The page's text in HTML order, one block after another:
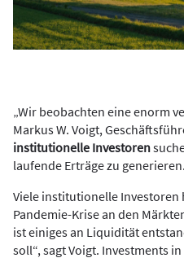
„Wir beobachten eine enorm
Markus W. Voigt,
institutionelle Investoren
laufende Erträge zu
Viele institutionelle Investoren
Pandemie-Krise an den
ist einiges an Liquidität
soll“, sagt Voigt. Investments